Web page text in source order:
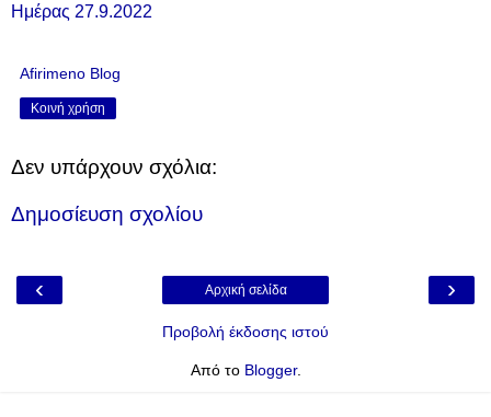
Ημέρας 27.9.2022
Afirimeno Blog
Κοινή χρήση
Δεν υπάρχουν σχόλια:
Δημοσίευση σχολίου
‹ ›
Αρχική σελίδα
Προβολή έκδοσης ιστού
Από το Blogger.